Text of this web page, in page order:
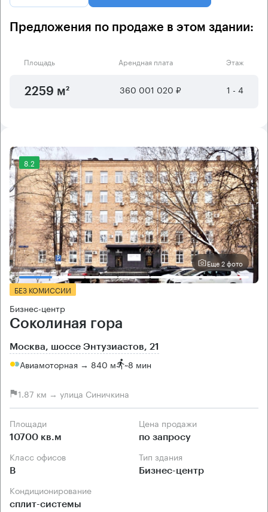
Предложения по продаже в этом здании:
Площадь Арендная плата Этаж
2259 м² 360 001 020 ₽ 1 - 4
8.2
Еще 2 фото
БЕЗ КОМИССИИ
Бизнес-центр
Соколиная гора
Москва, шоссе Энтузиастов, 21
Авиамоторная → 840 м ~8 мин
1.87 км → улица Синичкина
Площади
10700 кв.м
Цена продажи
по запросу
Класс офисов
B
Тип здания
Бизнес-центр
Кондиционирование
сплит-системы